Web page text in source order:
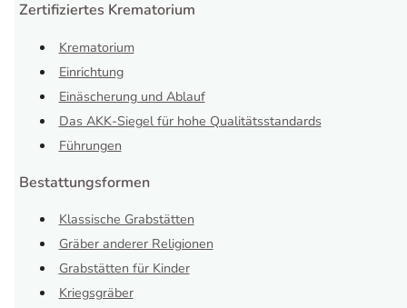
Zertifiziertes Krematorium
Krematorium
Einrichtung
Einäscherung und Ablauf
Das AKK-Siegel für hohe Qualitätsstandards
Führungen
Bestattungsformen
Klassische Grabstätten
Gräber anderer Religionen
Grabstätten für Kinder
Kriegsgräber